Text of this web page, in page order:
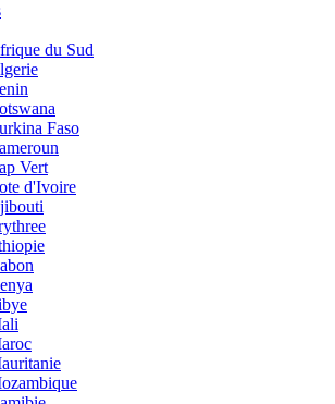
du Sud
Faso
Vert
d'Ivoire